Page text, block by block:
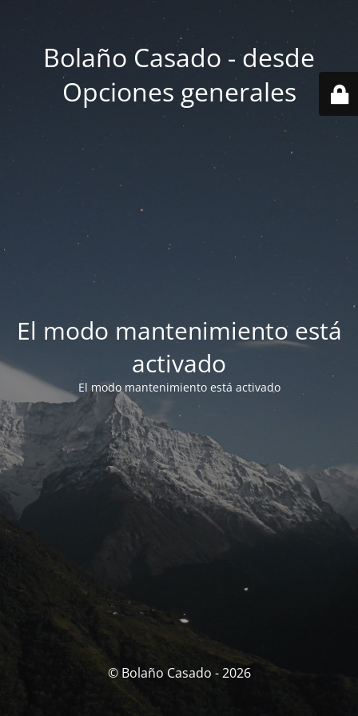
Bolaño Casado - desde
Opciones generales
El modo mantenimiento está
activado
El modo mantenimiento está activado
© Bolaño Casado - 2026